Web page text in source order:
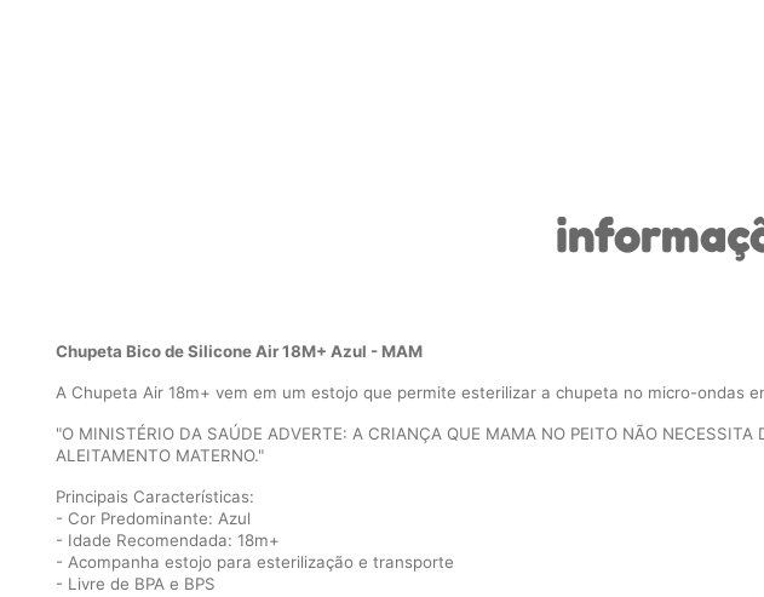
Chupeta Bico de Silicone Air 18M+ Azul - MAM
A Chupeta Air 18m+ vem em um estojo que permite esterilizar a chupeta no micro-ondas
"O MINISTÉRIO DA SAÚDE ADVERTE: A CRIANÇA QUE MAMA NO PEITO NÃO
ALEITAMENTO MATERNO."
Principais Características:
- Cor Predominante: Azul
- Idade Recomendada: 18m+
- Acompanha estojo para esterilização e transporte
- Livre de BPA e BPS